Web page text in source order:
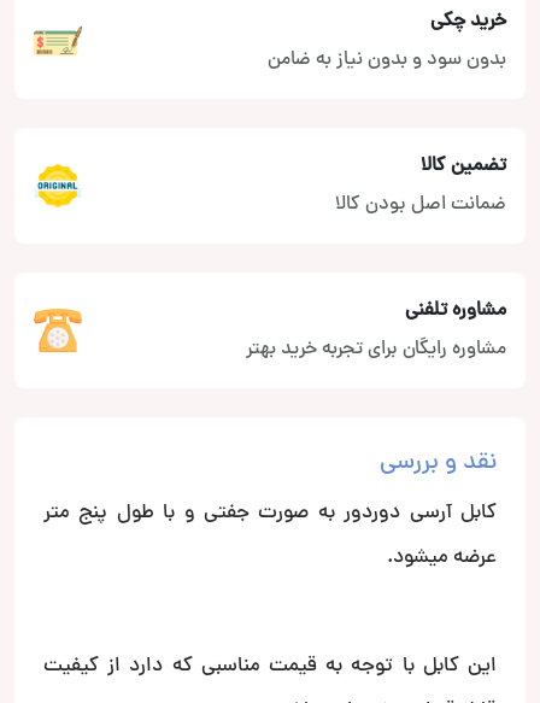
خرید چکی
بدون سود و بدون نیاز به ضامن
تضمین کالا
ضمانت اصل بودن کالا
مشاوره تلفنی
مشاوره رایگان برای تجربه خرید بهتر
نقد و بررسی
کابل آرسی دوردور به صورت جفتی و با طول پنج متر
عرضه میشود.
این کابل با توجه به قیمت مناسبی که دارد از کیفیت